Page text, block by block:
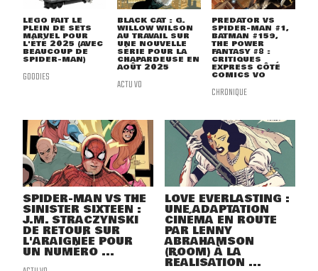
LEGO FAIT LE
PLEIN DE SETS
MARVEL POUR
L'ÉTÉ 2025 (AVEC
BEAUCOUP DE
SPIDER-MAN)
GOODIES
BLACK CAT : G.
WILLOW WILSON
AU TRAVAIL SUR
UNE NOUVELLE
SÉRIE POUR LA
CHAPARDEUSE EN
AOÛT 2025
ACTU VO
PREDATOR VS
SPIDER-MAN #1,
BATMAN #159,
THE POWER
FANTASY #8 :
CRITIQUES
EXPRESS CÔTÉ
COMICS VO
CHRONIQUE
SPIDER-MAN VS THE
SINISTER SIXTEEN :
J.M. STRACZYNSKI
DE RETOUR SUR
L'ARAIGNÉE POUR
UN NUMÉRO ...
LOVE EVERLASTING :
UNE ADAPTATION
CINÉMA EN ROUTE
PAR LENNY
ABRAHAMSON
(ROOM) À LA
RÉALISATION ...